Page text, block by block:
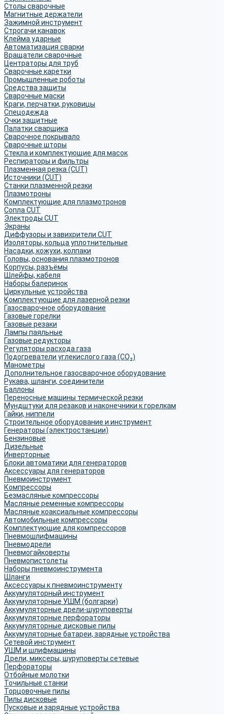
Столы сварочные
Магнитные держатели
Зажимной инструмент
Строгачи канавок
Клейма ударные
Автоматизация сварки
Вращатели сварочные
Центраторы для труб
Сварочные каретки
Промышленные роботы
Средства защиты
Сварочные маски
Краги, перчатки, руковицы
Спецодежда
Очки защитные
Палатки сварщика
Сварочное покрывало
Сварочные шторы
Стекла и комплектующие для масок
Респираторы и фильтры
Плазменная резка (CUT)
Источники (CUT)
Станки плазменной резки
Плазмотроны
Комплектующие для плазмотронов
Сопла CUT
Электроды CUT
Экраны
Диффузоры и завихрители CUT
Изоляторы, кольца уплотнительные
Насадки, кожухи, колпаки
Головы, основания плазмотронов
Корпусы, разъёмы
Шлейфы, кабеля
Наборы балеринок
Циркульные устройства
Комплектующие для лазерной резки
Газосварочное оборудование
Газовые горелки
Газовые резаки
Лампы паяльные
Газовые редукторы
Регуляторы расхода газа
Подогреватели углекислого газа (CO₂)
Манометры
Дополнительное газосварочное оборудование
Рукава, шланги, соединители
Баллоны
Переносные машины термической резки
Мундштуки для резаков и наконечники к горелкам
Гайки, ниппели
Строительное оборудование и инструмент
Генераторы (электростанции)
Бензиновые
Дизельные
Инверторные
Блоки автоматики для генераторов
Аксессуары для генераторов
Пневмоинструмент
Компрессоры
Безмасляные компрессоры
Масляные ременные компрессоры
Масляные коаксиальные компрессоры
Автомобильные компрессоры
Комплектующие для компрессоров
Пневмошлифмашины
Пневмодрели
Пневмогайковерты
Пневмопистолеты
Наборы пневмоинструмента
Шланги
Аксессуары к пневмоинструменту
Аккумуляторный инструмент
Аккумуляторные УШМ (болгарки)
Аккумуляторные дрели-шуруповерты
Аккумуляторные перфораторы
Аккумуляторные дисковые пилы
Аккумуляторные батареи, зарядные устройства
Сетевой инструмент
УШМ и шлифмашины
Дрели, миксеры, шуруповерты сетевые
Перфораторы
Отбойные молотки
Точильные станки
Торцовочные пилы
Пилы дисковые
Пусковые и зарядные устройства